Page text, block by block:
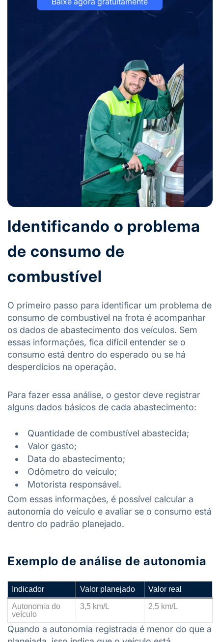
Identificando o problema
de consumo de
combustível
O primeiro passo para identificar um problema de
consumo de combustível na frota é acompanhar
os dados de abastecimento dos veículos. Sem
essas informações, fica difícil entender se o
consumo está dentro do esperado ou se há
desperdícios na operação.
Para fazer essa análise, o gestor deve registrar
alguns dados básicos de cada abastecimento:
Quantidade de combustível abastecida;
Valor gasto;
Data do abastecimento;
Odômetro do veículo;
Motorista responsável.
Com essas informações, é possível calcular a
autonomia do veículo e avaliar se o consumo está
dentro do padrão planejado.
Exemplo de análise de autonomia
Indicador Valor planejado Valor real
Autonomia do
veículo
3,5 km/L 2,5 km/L
Quando a autonomia registrada é menor do que a